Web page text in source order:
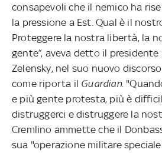
consapevoli che il nemico ha
la pressione a Est. Qual è il
Proteggere la nostra libertà, la
gente”, aveva detto il
Zelensky, nel suo nuovo
come riporta il Guardian.
e più gente protesta, più è
distruggerci e distruggere la
Cremlino ammette che il
sua "operazione militare